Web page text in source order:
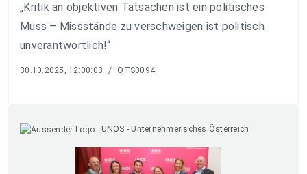
„Kritik an objektiven Tatsachen ist ein politisches
Muss – Missstände zu verschweigen ist politisch
unverantwortlich!“
30.10.2025, 12:00:03 / OTS0094
UNOS - Unternehmerisches Österreich